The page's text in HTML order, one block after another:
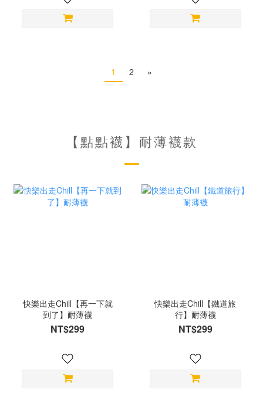
1 2 »
【點點襪】耐薄襪款
快樂出走Chill【再一下就
到了】耐薄襪
NT$299
快樂出走Chill【鐵道旅
行】耐薄襪
NT$299